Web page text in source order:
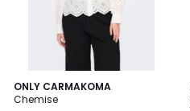
ONLY CARMAKOMA
Chemise